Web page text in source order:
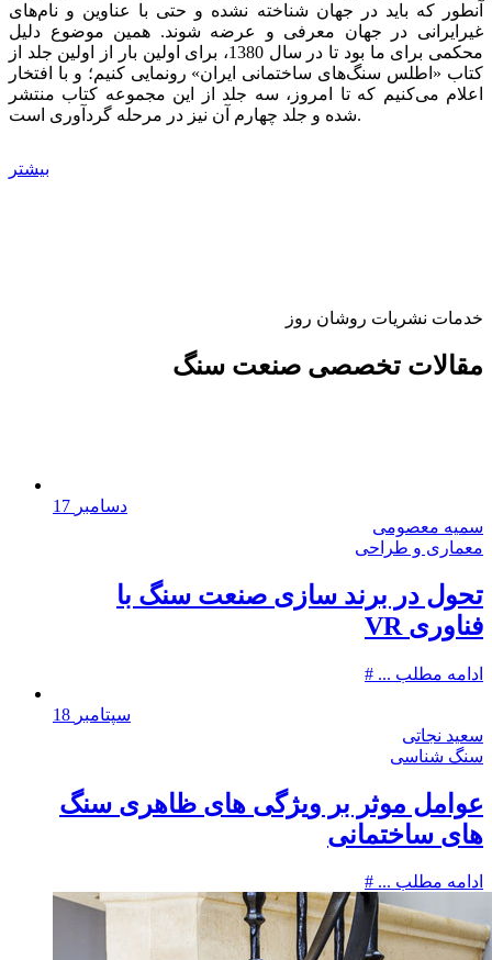
آنطور که باید در جهان شناخته نشده و حتی با عناوین و نام‌های
غیرایرانی در جهان معرفی و عرضه شوند. همین موضوع دلیل
محکمی برای ما بود تا در سال 1380، برای اولین بار از اولین جلد از
کتاب «اطلس سنگ‌های ساختمانی ایران» رونمایی کنیم؛ و با افتخار
اعلام می‌کنیم که تا امروز، سه جلد از این مجموعه کتاب منتشر
شده و جلد چهارم آن نیز در مرحله گردآوری است.
بیشتر
خدمات نشریات روشان روز
مقالات تخصصی صنعت سنگ
دسامبر 17
سمیه معصومی
معماری و طراحی
تحول در برند سازی صنعت سنگ با
فناوری VR
ادامه مطلب ...
سپتامبر 18
سعید نجاتی
سنگ شناسی
عوامل موثر بر ویژگی های ظاهری سنگ
های ساختمانی
ادامه مطلب ...